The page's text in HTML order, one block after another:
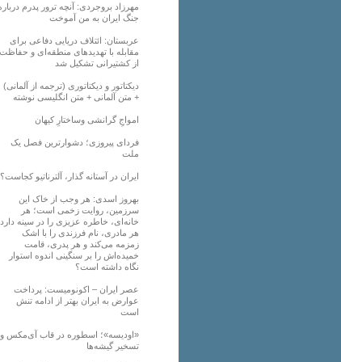
مهرزاد بروجردی: آنچه ترور پدرم
جنگ ایران به من آموخت
عربستان: ائتلاف دریایی دفاعی برای
مقابله با تهدیدهای منطقه‌ای و حفاظت
از کشتیرانی تشکیل شد
دیکتاتور و دیکتاتوری (ترجمه از آلمانی)
+ متن آلمانی + متن انگلیسی نوشته
‌امواجِ گرانشی وساختارِ کیهان
فردای پیروزی؛ دشوارترین فصل یک
ملت
ایران در آستانه گذار، آلترناتیو کجاست؟
بهروز اسدی: هر وجب از خاک‌ این
سرزمین، روایت زخمی است؛ هر
خانه‌ای، خاطره عزیزی را در سینه
هر مادری، نام فرزندی را با اشک
زمزمه می‌کند و هر پدری، قامت
خمیده‌اش را بر سنگینی اندوه استوار
نگاه داشته است؟
عصر ایران – اکونومیست: پرداخت
عوارض به ایران بهتر از ادامه تنش
است
«اودیسه»؛ اسطوره در قاب آی‌مکس و
تسخیر گیشه‌ها